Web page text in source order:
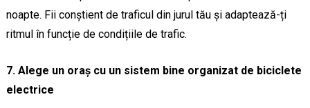
noapte. Fii conștient de traficul din jurul tău și adaptează-ți
ritmul în funcție de condițiile de trafic.
7. Alege un oraș cu un sistem bine organizat de biciclete
electrice